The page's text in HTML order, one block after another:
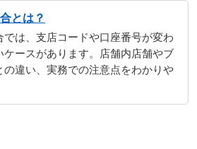
とは？
は、支店コードや口座番号が変わ
ケースがあります。店舗内店舗やブ
の違い、実務での注意点をわかりや